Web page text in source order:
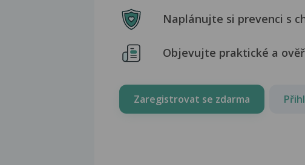
Naplánujte si prevenci s
Objevujte praktické a
Zaregistrovat se zdarma